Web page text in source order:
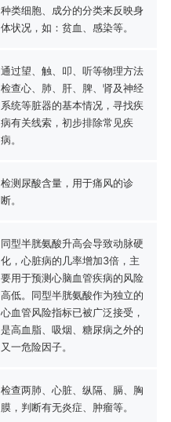
种类细胞、成分的分类来反映身
体状况，如：贫血、感染等。
通过望、触、叩、听等物理方法
检查心、肺、肝、脾、肾及神经
系统等脏器的基本情况，寻找疾
病有关线索，初步排除常见疾
病。
检测尿酸含量，用于痛风的诊
断。
同型半胱氨酸升高会导致动脉硬
化，心脏病的几率增加3倍，主
要用于预测心脑血管疾病的风险
高低。同型半胱氨酸作为独立的
心血管风险指标已被广泛接受，
是高血脂、吸烟、糖尿病之外的
又一危险因子。
检查两肺、心脏、纵隔、膈、胸
膜，判断有无炎症、肿瘤等。